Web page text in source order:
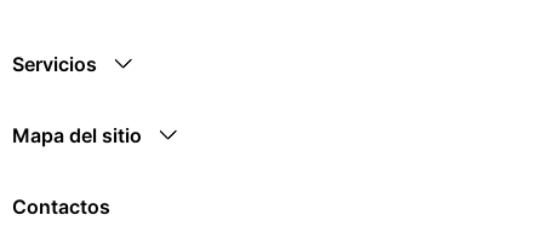
Servicios
Mapa del sitio
Contactos